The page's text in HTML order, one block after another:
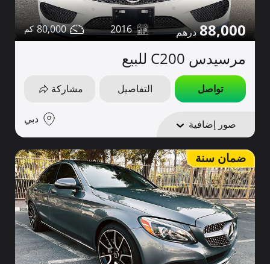
88,000
2016
80,000
مرسيدس C200 للبيع
تواصل التفاصيل مشاركة
صور إضافية دبي
ضمان سنة